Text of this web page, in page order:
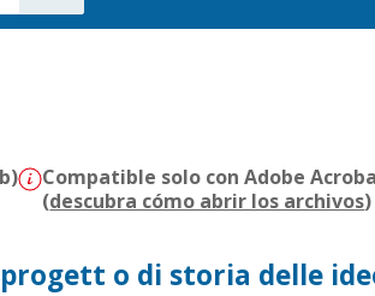
Compatible solo con Adobe
(descubra cómo abrir los archivos)
o di storia delle